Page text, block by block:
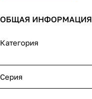
ОБЩАЯ ИНФОРМАЦИЯ
Категория
Серия